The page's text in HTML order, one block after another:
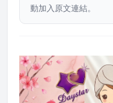
動加入原文連結。